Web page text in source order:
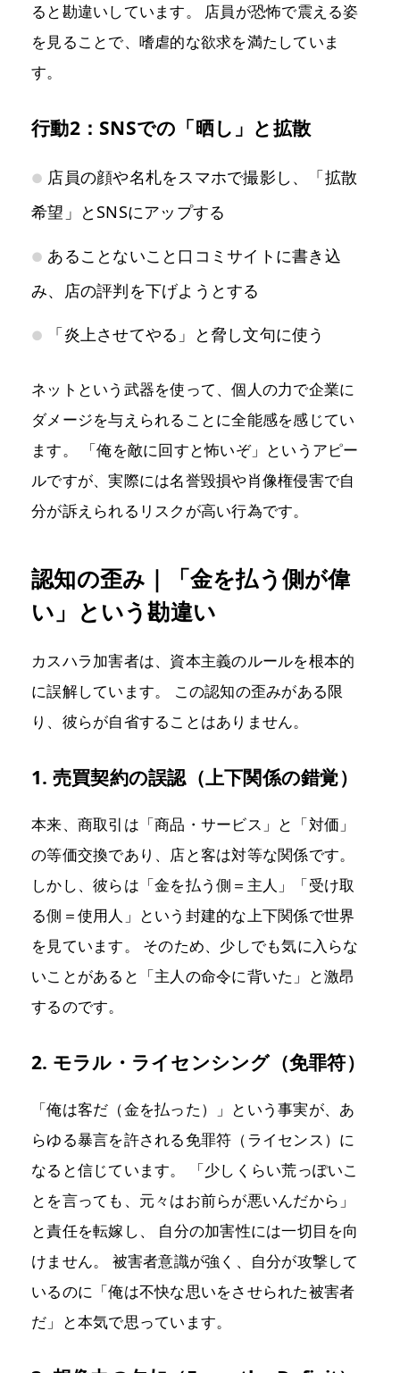
ると勘違いしています。 店員が恐怖で震える姿
を見ることで、嗜虐的な欲求を満たしていま
す。
行動2：SNSでの「晒し」と拡散
店員の顔や名札をスマホで撮影し、「拡散
希望」とSNSにアップする
あることないこと口コミサイトに書き込
み、店の評判を下げようとする
「炎上させてやる」と脅し文句に使う
ネットという武器を使って、個人の力で企業に
ダメージを与えられることに全能感を感じてい
ます。 「俺を敵に回すと怖いぞ」というアピー
ルですが、実際には名誉毀損や肖像権侵害で自
分が訴えられるリスクが高い行為です。
認知の歪み｜「金を払う側が偉
い」という勘違い
カスハラ加害者は、資本主義のルールを根本的
に誤解しています。 この認知の歪みがある限
り、彼らが自省することはありません。
1. 売買契約の誤認（上下関係の錯覚）
本来、商取引は「商品・サービス」と「対価」
の等価交換であり、店と客は対等な関係です。
しかし、彼らは「金を払う側＝主人」「受け取
る側＝使用人」という封建的な上下関係で世界
を見ています。 そのため、少しでも気に入らな
いことがあると「主人の命令に背いた」と激昂
するのです。
2. モラル・ライセンシング（免罪符）
「俺は客だ（金を払った）」という事実が、あ
らゆる暴言を許される免罪符（ライセンス）に
なると信じています。 「少しくらい荒っぽいこ
とを言っても、元々はお前らが悪いんだから」
と責任を転嫁し、 自分の加害性には一切目を向
けません。 被害者意識が強く、自分が攻撃して
いるのに「俺は不快な思いをさせられた被害者
だ」と本気で思っています。